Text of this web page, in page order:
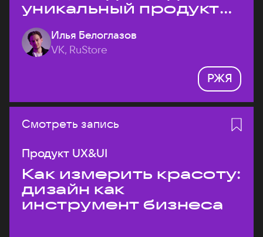
уникальный продукт
на рынке?
Илья Белоглазов
VK, RuStore
РЖЯ
Смотреть запись
Продукт UX&UI
Как измерить красоту:
дизайн как
инструмент бизнеса